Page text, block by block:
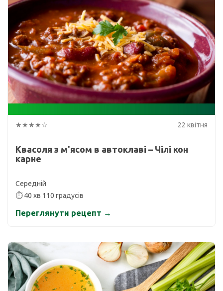
★★★★☆ 22 квітня
Квасоля з м'ясом в автоклаві – Чілі кон
карне
Середній
⏱ 40 хв 110 градусів
Переглянути рецепт →